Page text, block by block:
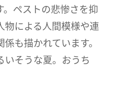
ペストの悲惨さを抑
物による人間模様や連
も描かれています。
いそうな夏。おうち